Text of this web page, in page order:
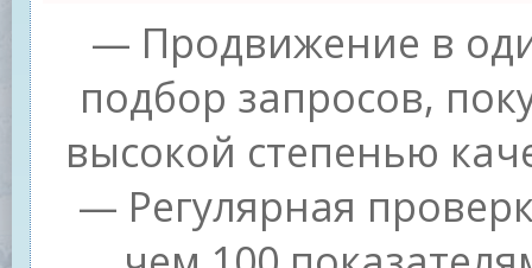
— Продвижение в
подбор запросов,
высокой степенью
— Регулярная